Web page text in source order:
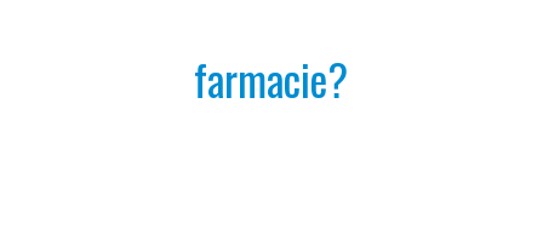
farmacie?